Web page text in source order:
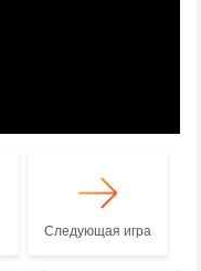
Следующая игра